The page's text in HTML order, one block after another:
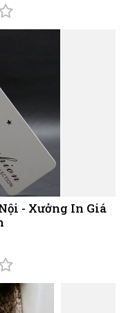
- Xưởng In Giá